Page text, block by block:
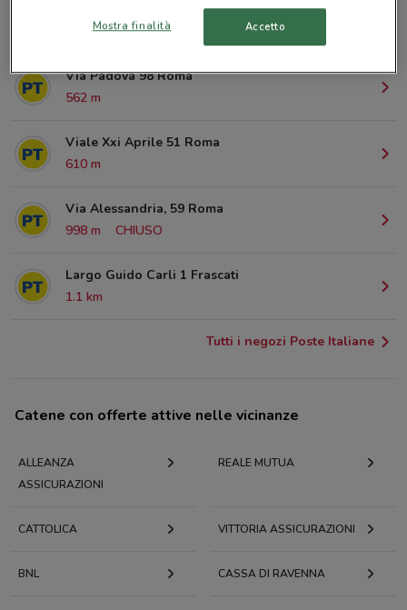
Piazza Bologna 39 Roma
543 m
Via Padova 98 Roma
562 m
Viale Xxi Aprile 51 Roma
610 m
Via Alessandria, 59 Roma
998 m
CHIUSO
Largo Guido Carli 1 Frascati
1.1 km
Tutti i negozi Poste Italiane
Catene con offerte attive nelle vicinanze
ALLEANZA
ASSICURAZIONI
REALE MUTUA
CATTOLICA VITTORIA ASSICURAZIONI
BNL CASSA DI RAVENNA
Mostra finalità Accetto